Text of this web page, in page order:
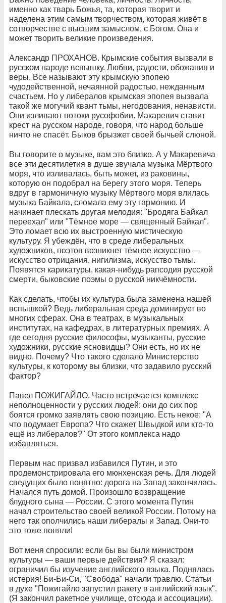
именно как тварь Божья, та, которая творит и
наделена этим самым творчеством, которая живёт в
сотворчестве с высшим замыслом, с Богом. Она и
может творить великие произведения.
Александр ПРОХАНОВ. Крымские события вызвали в
русском народе вспышку. Любви, радости, обожания и
веры. Все называют эту крымскую эпопею
чудодейственной, нечаянной радостью, нежданным
счастьем. Но у либералов крымская эпопея вызвала
такой же могучий квант тьмы, негодования, ненависти.
Они изливают потоки русофобии. Макаревич ставит
крест на русском народе, говоря, что народ больше
ничто не спасёт. Быков брызжет своей бычьей слюной.
Вы говорите о музыке, вам это близко. А у Макаревича
все эти десятилетия в душе звучала музыка Мёртвого
моря, что изливалась, быть может, из раковины,
которую он подобрал на берегу этого моря. Теперь
вдруг в гармоничную музыку Мёртвого моря влилась
музыка Байкала, сломала ему эту гармонию. И
начинает плескать другая мелодия: "Бродяга Байкал
переехал" или "Тёмное море — священный Байкал".
Это ломает всю их выстроенную мистическую
культуру. Я убеждён, что в среде либеральных
художников, поэтов возникнет тёмное искусство —
искусство отрицания, нигилизма, искусство тьмы.
Появятся карикатуры, какая-нибудь рапсодия русской
смерти, быковские поэмы о русской никчёмности.
Как сделать, чтобы их культура была заменена нашей
вспышкой? Ведь либеральная среда доминирует во
многих сферах. Она в театрах, в музыкальных
институтах, на кафедрах, в литературных премиях. А
где сегодня русские философы, музыканты, русские
художники, русские ясновидцы? Они есть, но их не
видно. Почему? Что такого сделало Министерство
культуры, к которому вы близки, что задавило русский
фактор?
Павел ПОЖИГАЙЛО. Часто встречается комплекс
неполноценности у русских людей: они до сих пор
боятся громко заявлять свою позицию. Есть некое: "А
что подумает Европа? Что скажет Швыдкой или кто-то
ещё из либералов?" От этого комплекса надо
избавляться.
Первым нас призвал избавился Путин, и это
продемонстрировала его мюнхенская речь. Для людей
сведущих было понятно: дорога на Запад закончилась.
Начался путь домой. Произошло возвращение
блудного сына — России. С этого момента Путин
начал строительство своей великой России. Потому на
него так ополчились наши либералы и Запад. Они-то
это тоже поняли!
Вот меня спросили: если бы вы были министром
культуры — ваши первые действия? Я сказал:
ограничил бы изучение английского языка. Поднялась
истерия! Би-Би-Си, "Свобода" начали травлю. Статьи
в духе "Пожигайло запустил ракету в английский язык".
(Я закончил ракетное училище, отсюда и ассоциации).